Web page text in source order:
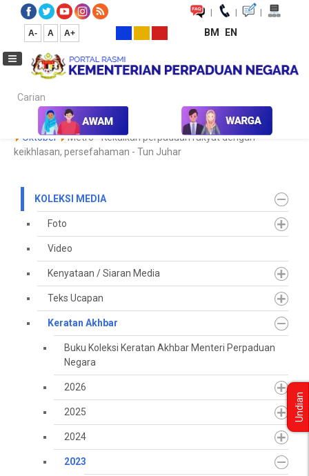
| | |
A- A A+ BM EN
Carian...
Laman Utama Media Koleksi Media Keratan Akhbar
Oktober
Metro - Kekalkan perpaduan rakyat dengan
keikhlasan, persefahaman - Tun Juhar
KOLEKSI MEDIA
Foto
Video
Kenyataan / Siaran Media
Teks Ucapan
Keratan Akhbar
Buku Koleksi Keratan Akhbar Menteri Perpaduan
Negara
2026
2025
2024
2023
Undian